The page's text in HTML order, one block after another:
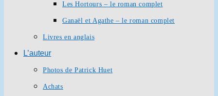
Les Hortours – le roman complet
Ganaël et Agathe – le roman complet
Livres en anglais
L’auteur
Photos de Patrick Huet
Achats